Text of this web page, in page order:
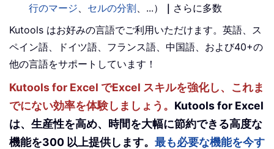
行のマージ
セルの分割 、...） ｜ さらに多数
Kutools はお好みの言語でご利用いただけます。英語、ス
ペイン語、ドイツ語、フランス語、中国語、および40+の
他の言語をサポートしています！
Kutools for Excel でExcel スキルを強化し、これま
でにない効率を体験しましょう。 Kutools for Excel
は、生産性を高め、時間を大幅に節約できる高度な
機能を300 以上提供します。 最も必要な機能を今す